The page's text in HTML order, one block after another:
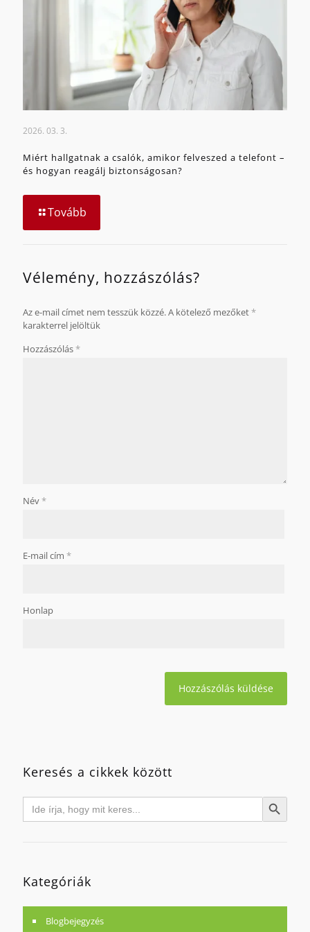
2026. 03. 3.
Miért hallgatnak a csalók, amikor felveszed a telefont –
és hogyan reagálj biztonságosan?
Tovább
Vélemény, hozzászólás?
Az e-mail címet nem tesszük közzé.A kötelező mezőket*
karakterrel jelöltük
Hozzászólás*
Név*
E-mail cím *
Honlap
Keresés a cikkek között
Search
for: Search Button
Kategóriák
Blogbejegyzés